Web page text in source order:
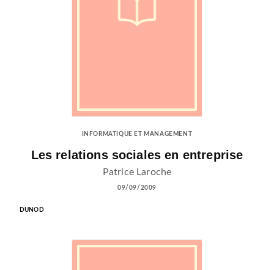
INFORMATIQUE ET MANAGEMENT
Les relations sociales en entreprise
Patrice Laroche
09/09/2009
DUNOD